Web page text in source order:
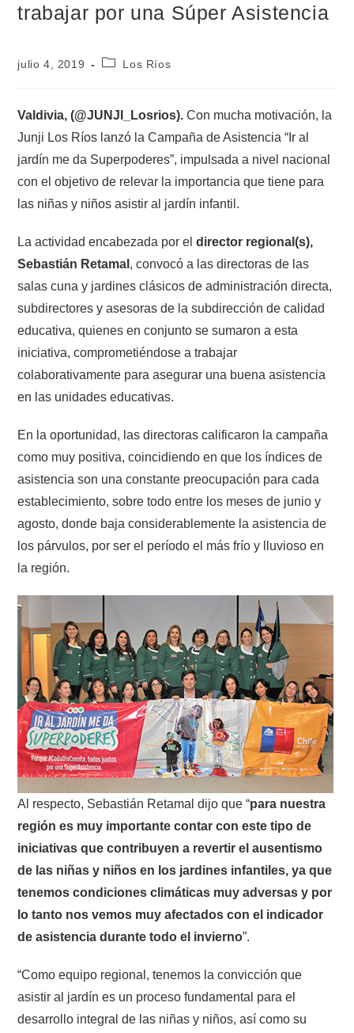
trabajar por una Súper Asistencia
julio 4, 2019 Los Ríos
Valdivia, (@JUNJI_Losrios). Con mucha motivación, la
Junji Los Ríos lanzó la Campaña de Asistencia “Ir al
jardín me da Superpoderes”, impulsada a nivel nacional
con el objetivo de relevar la importancia que tiene para
las niñas y niños asistir al jardín infantil.
La actividad encabezada por eldirector regional(s),
Sebastián Retamal , convocó a las directoras de las
salas cuna y jardines clásicos de administración directa,
subdirectores y asesoras de la subdirección de calidad
educativa, quienes en conjunto se sumaron a esta
iniciativa, comprometiéndose a trabajar
colaborativamente para asegurar una buena asistencia
en las unidades educativas.
En la oportunidad, las directoras calificaron la campaña
como muy positiva, coincidiendo en que los índices de
asistencia son una constante preocupación para cada
establecimiento, sobre todo entre los meses de junio y
agosto, donde baja considerablemente la asistencia de
los párvulos, por ser el período el más frío y lluvioso en
la región.
Al respecto, Sebastián Retamal dijo que “para nuestra
región es muy importante contar con este tipo de
iniciativas que contribuyen a revertir el ausentismo
de las niñas y niños en los jardines infantiles, ya que
tenemos condiciones climáticas muy adversas y por
lo tanto nos vemos muy afectados con el indicador
de asistencia durante todo el invierno”.
“Como equipo regional, tenemos la convicción que
asistir al jardín es un proceso fundamental para el
desarrollo integral de las niñas y niños, así como su